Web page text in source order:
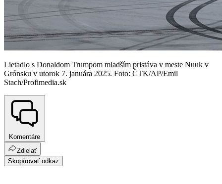
Lietadlo s Donaldom Trumpom mladším pristáva v meste Nuuk v
Grónsku v utorok 7. januára 2025. Foto: ČTK/AP/Emil
Stach/Profimedia.sk
Komentáre
Zdielať
Skopírovať odkaz